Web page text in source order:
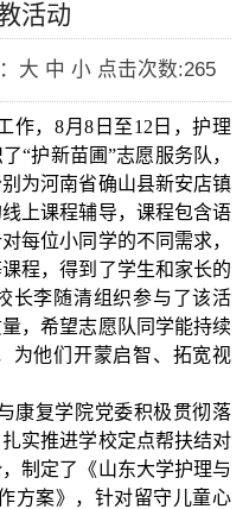
活动
大 中 小 点击次数:265
作，8月8日至12日，护理
“护新苗圃”志愿服务队，
为河南省确山县新安店镇
上课程辅导，课程包含语
每位小同学的不同需求，
程，得到了学生和家长的
长李随清组织参与了该活
，希望志愿队同学能持续
为他们开蒙启智、拓宽视
康复学院党委积极贯彻落
实推进学校定点帮扶结对
制定了《山东大学护理与
方案》，针对留守儿童心